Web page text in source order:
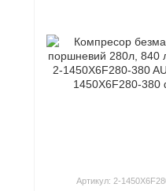
Артикул: 2-